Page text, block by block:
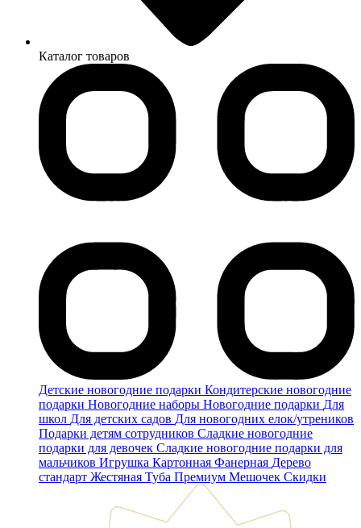
Каталог товаров
Детские новогодние подарки Кондитерские новогодние
подарки Новогодние наборы Новогодние подарки Для
школ Для детских садов Для новогодних елок/утреников
Подарки детям сотрудников Сладкие новогодние
подарки для девочек Сладкие новогодние подарки для
мальчиков Игрушка Картонная Фанерная Дерево
стандарт Жестяная Туба Премиум Мешочек Скидки